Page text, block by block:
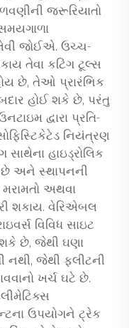
જરૂરિયાતો
જોઈએ. ઉચ્ચ-
તેવા કટિંગ ટૂલ્સ
છે, તેઓ પ્રારંભિક
હોઈ શકે છે, પરંતુ
દ્વારા પ્રતિ-
નિયંત્રણ
હાઇડ્રોલિક
છે અને સ્થાપનની
મરામતો અથવા
શકાય. વેરિએબલ
વિવિધ સાઇટ
છે, જેથી ઘણા
જેથી ફ્લીટની
ખર્ચ ઘટે છે.
ઉપયોગને ટ્રેક